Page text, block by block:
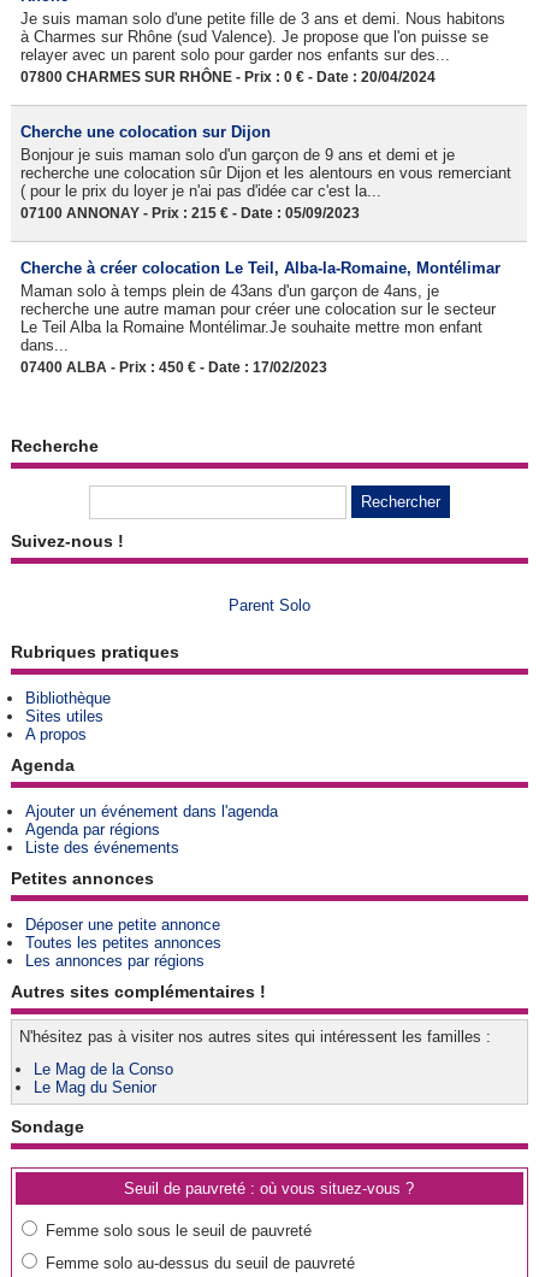
Je suis maman solo d'une petite fille de 3 ans et demi. Nous habitons
à Charmes sur Rhône (sud Valence). Je propose que l'on puisse se
relayer avec un parent solo pour garder nos enfants sur des...
07800 CHARMES SUR RHÔNE - Prix : 0 € - Date : 20/04/2024
Cherche une colocation sur Dijon
Bonjour je suis maman solo d'un garçon de 9 ans et demi et je
recherche une colocation sûr Dijon et les alentours en vous remerciant
( pour le prix du loyer je n'ai pas d'idée car c'est la...
07100 ANNONAY - Prix : 215 € - Date : 05/09/2023
Cherche à créer colocation Le Teil, Alba-la-Romaine, Montélimar
Maman solo à temps plein de 43ans d'un garçon de 4ans, je
recherche une autre maman pour créer une colocation sur le secteur
Le Teil Alba la Romaine Montélimar.Je souhaite mettre mon enfant
dans...
07400 ALBA - Prix : 450 € - Date : 17/02/2023
Recherche
Suivez-nous !
Parent Solo
Rubriques pratiques
Bibliothèque
Sites utiles
A propos
Agenda
Ajouter un événement dans l'agenda
Agenda par régions
Liste des événements
Petites annonces
Déposer une petite annonce
Toutes les petites annonces
Les annonces par régions
Autres sites complémentaires !
N'hésitez pas à visiter nos autres sites qui intéressent les familles :
Le Mag de la Conso
Le Mag du Senior
Sondage
Seuil de pauvreté : où vous situez-vous ?
Femme solo sous le seuil de pauvreté
Femme solo au-dessus du seuil de pauvreté